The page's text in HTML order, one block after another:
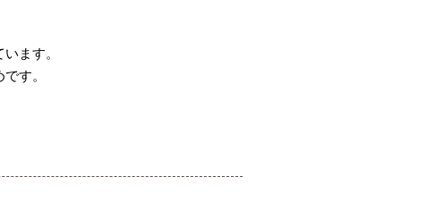
ます。
す。